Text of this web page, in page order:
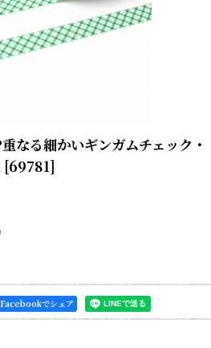
なる細かいギンガムチェック・
[69781]
Facebookでシェア